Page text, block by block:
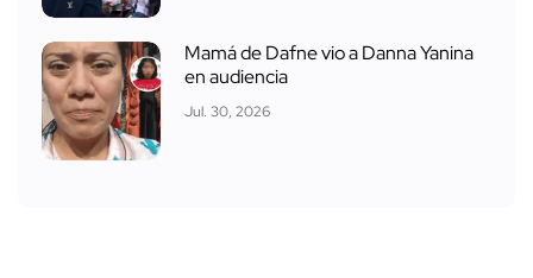
Mamá de Dafne vio a Danna Yanina
en audiencia
Jul. 30, 2026